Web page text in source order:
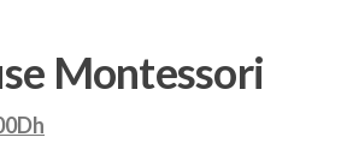
Montessori
Dh